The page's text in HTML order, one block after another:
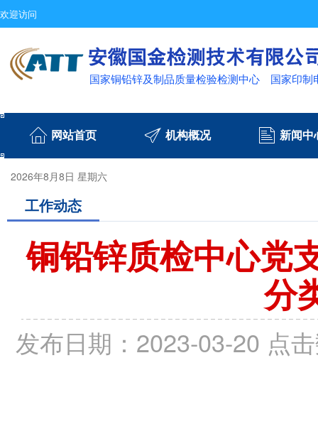
欢迎访问
国家铜铅锌及制品质量检验检测中心 国家印制
网站首页 机构概况 新闻中
2026年8月8日 星期六
工作动态
铜铅锌质检中心党
分
发布日期：2023-03-20 点